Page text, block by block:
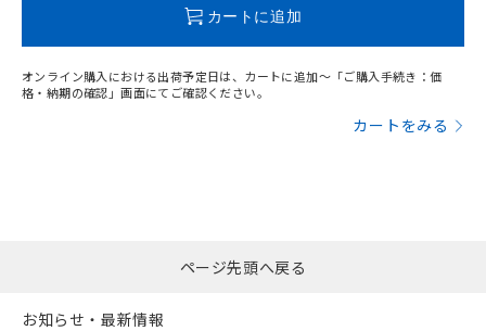
カートに追加
オンライン購入における出荷予定日は、カートに追加～「ご購入手続き：価
格・納期の確認」画面にてご確認ください。
カートをみる
ページ先頭へ戻る
お知らせ・最新情報